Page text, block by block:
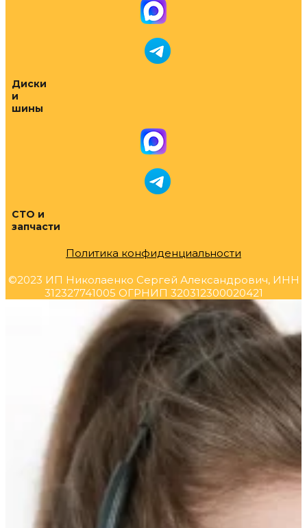
Диски
и
шины
СТО и
запчасти
Политика конфиденциальности
©2023 ИП Николаенко Сергей Александрович, ИНН
312327741005 ОГРНИП 320312300020421